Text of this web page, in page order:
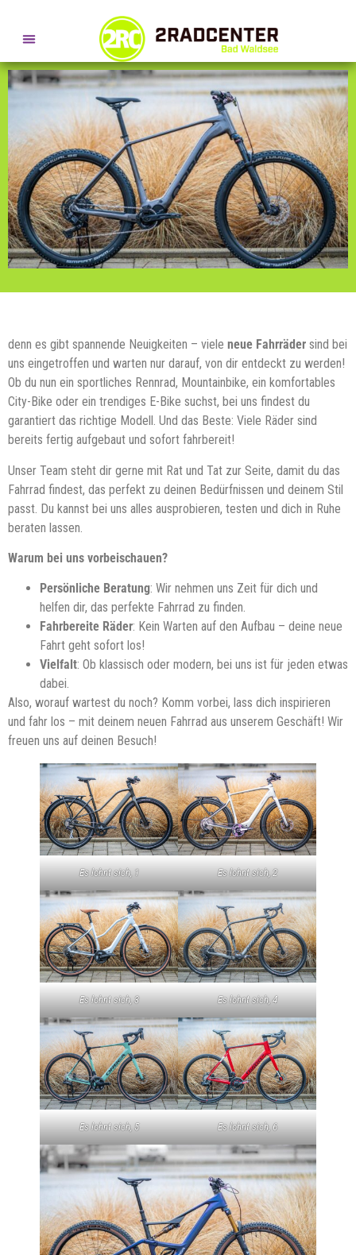
denn es gibt spannende Neuigkeiten – viele neue Fahrräder sind bei
uns eingetroffen und warten nur darauf, von dir entdeckt zu werden!
Ob du nun ein sportliches Rennrad, Mountainbike, ein komfortables
City-Bike oder ein trendiges E-Bike suchst, bei uns findest du
garantiert das richtige Modell. Und das Beste: Viele Räder sind
bereits fertig aufgebaut und sofort fahrbereit!
Unser Team steht dir gerne mit Rat und Tat zur Seite, damit du das
Fahrrad findest, das perfekt zu deinen Bedürfnissen und deinem Stil
passt. Du kannst bei uns alles ausprobieren, testen und dich in Ruhe
beraten lassen.
Warum bei uns vorbeischauen?
Persönliche Beratung: Wir nehmen uns Zeit für dich und
helfen dir, das perfekte Fahrrad zu finden.
Fahrbereite Räder: Kein Warten auf den Aufbau – deine neue
Fahrt geht sofort los!
Vielfalt: Ob klassisch oder modern, bei uns ist für jeden etwas
dabei.
Also, worauf wartest du noch? Komm vorbei, lass dich inspirieren
und fahr los – mit deinem neuen Fahrrad aus unserem Geschäft! Wir
freuen uns auf deinen Besuch!
Es lohnt sich, 1 Es lohnt sich, 2
Es lohnt sich, 3 Es lohnt sich, 4
Es lohnt sich, 5 Es lohnt sich, 6